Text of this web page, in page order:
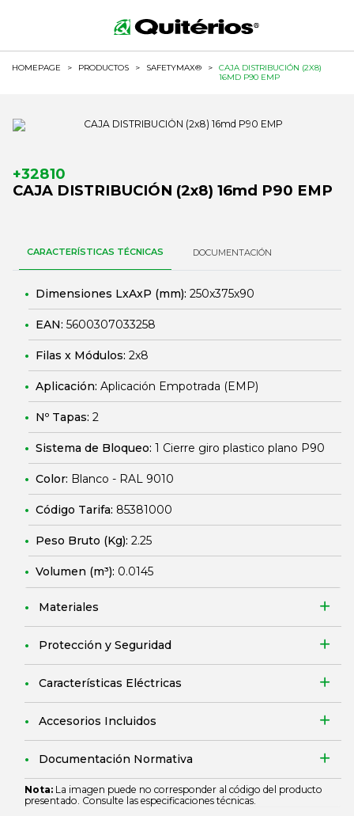
HOMEPAGE > PRODUCTOS > SAFETYMAX® >
CAJA DISTRIBUCIÓN (2X8)
16MD P90 EMP
+32810
CAJA DISTRIBUCIÓN (2x8) 16md P90 EMP
CARACTERÍSTICAS TÉCNICAS DOCUMENTACIÓN
Dimensiones LxAxP (mm): 250x375x90
EAN: 5600307033258
Filas x Módulos: 2x8
Aplicación: Aplicación Empotrada (EMP)
Nº Tapas: 2
Sistema de Bloqueo: 1 Cierre giro plastico plano P90
Color: Blanco - RAL 9010
Código Tarifa: 85381000
Peso Bruto (Kg): 2.25
Volumen (m³): 0.0145
Materiales
Protección y Seguridad
Características Eléctricas
Accesorios Incluidos
Documentación Normativa
Nota: La imagen puede no corresponder al código del producto
presentado. Consulte las especificaciones técnicas.